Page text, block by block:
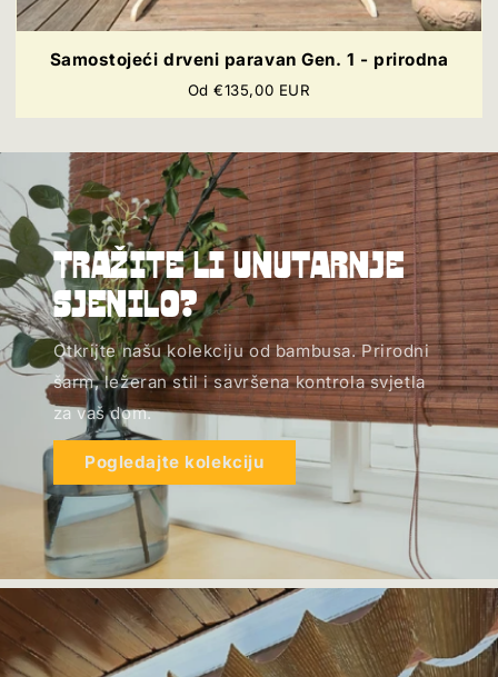
Samostojeći drveni paravan Gen. 1 - prirodna
Redovna
Od €135,00 EUR
Tražite li unutarnje
sjenilo?
Otkrijte našu kolekciju od bambusa. Prirodni
šarm, ležeran stil i savršena kontrola svjetla
za vaš dom.
Pogledajte kolekciju